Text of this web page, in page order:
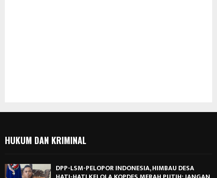
HUKUM DAN KRIMINAL
DPP-LSM-PELOPOR INDONESIA, HIMBAU DESA